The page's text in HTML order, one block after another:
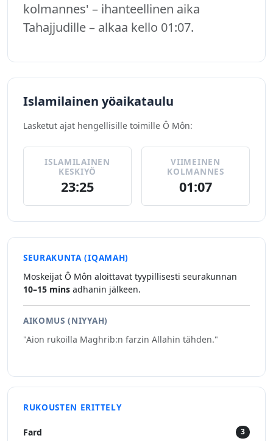
kolmannes' – ihanteellinen aika
Tahajjudille – alkaa kello 01:07.
Islamilainen yöaikataulu
Lasketut ajat hengellisille toimille Ô Môn:
ISLAMILAINEN
KESKIYÖ
23:25
VIIMEINEN
KOLMANNES
01:07
SEURAKUNTA (IQAMAH)
Moskeijat Ô Môn aloittavat tyypillisesti seurakunnan
10–15 mins adhanin jälkeen.
AIKOMUS (NIYYAH)
"Aion rukoilla Maghrib:n farzin Allahin tähden."
RUKOUSTEN ERITTELY
Fard 3